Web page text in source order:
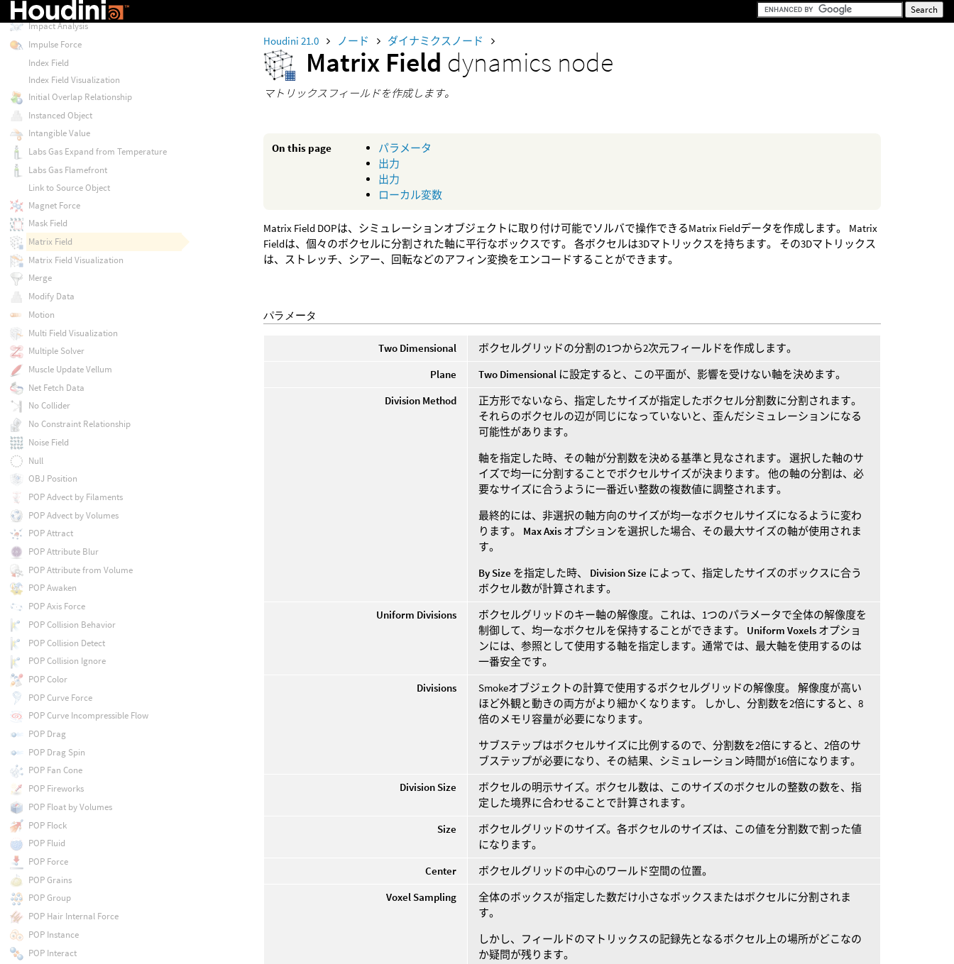
Houdini 21.0 ノード ダイナミクスノード
Matrix Field dynamics node
マトリックスフィールドを作成します。
On this page
パラメータ
出力
出力
ローカル変数
Matrix Field DOPは、シミュレーションオブジェクトに取り付け可能でソルバで操作できるMatrix Fieldデータを作成します。 Matrix
Fieldは、個々のボクセルに分割された軸に平行なボックスです。 各ボクセルは3Dマトリックスを持ちます。 その3Dマトリックス
は、ストレッチ、シアー、回転などのアフィン変換をエンコードすることができます。
パラメータ
Two Dimensional
ボクセルグリッドの分割の1つから2次元フィールドを作成します。
Plane
Two Dimensional に設定すると、この平面が、影響を受けない軸を決めます。
Division Method
正方形でないなら、指定したサイズが指定したボクセル分割数に分割されます。
それらのボクセルの辺が同じになっていないと、歪んだシミュレーションになる
可能性があります。
軸を指定した時、その軸が分割数を決める基準と見なされます。 選択した軸のサ
イズで均一に分割することでボクセルサイズが決まります。 他の軸の分割は、必
要なサイズに合うように一番近い整数の複数値に調整されます。
最終的には、非選択の軸方向のサイズが均一なボクセルサイズになるように変わ
ります。 Max Axis オプションを選択した場合、その最大サイズの軸が使用されま
す。
By Size を指定した時、 Division Size によって、指定したサイズのボックスに合う
ボクセル数が計算されます。
Uniform Divisions
ボクセルグリッドのキー軸の解像度。これは、1つのパラメータで全体の解像度を
制御して、均一なボクセルを保持することができます。 Uniform Voxels オプショ
ンには、参照として使用する軸を指定します。通常では、最大軸を使用するのは
一番安全です。
Divisions
Smokeオブジェクトの計算で使用するボクセルグリッドの解像度。 解像度が高い
ほど外観と動きの両方がより細かくなります。 しかし、分割数を2倍にすると、8
倍のメモリ容量が必要になります。
サブステップはボクセルサイズに比例するので、分割数を2倍にすると、2倍のサ
ブステップが必要になり、その結果、シミュレーション時間が16倍になります。
Division Size
ボクセルの明示サイズ。ボクセル数は、このサイズのボクセルの整数の数を、指
定した境界に合わせることで計算されます。
Size
ボクセルグリッドのサイズ。各ボクセルのサイズは、この値を分割数で割った値
になります。
Center
ボクセルグリッドの中心のワールド空間の位置。
Voxel Sampling
全体のボックスが指定した数だけ小さなボックスまたはボクセルに分割されま
す。
しかし、フィールドのマトリックスの記録先となるボクセル上の場所がどこなの
か疑問が残ります。
Hybrid Configure Object
Impact Analysis
Impulse Force
Index Field
Index Field Visualization
Initial Overlap Relationship
Instanced Object
Intangible Value
Labs Gas Expand from Temperature
Labs Gas Flamefront
Link to Source Object
Magnet Force
Mask Field
Matrix Field
Matrix Field Visualization
Merge
Modify Data
Motion
Multi Field Visualization
Multiple Solver
Muscle Update Vellum
Net Fetch Data
No Collider
No Constraint Relationship
Noise Field
Null
OBJ Position
POP Advect by Filaments
POP Advect by Volumes
POP Attract
POP Attribute Blur
POP Attribute from Volume
POP Awaken
POP Axis Force
POP Collision Behavior
POP Collision Detect
POP Collision Ignore
POP Color
POP Curve Force
POP Curve Incompressible Flow
POP Drag
POP Drag Spin
POP Fan Cone
POP Fireworks
POP Float by Volumes
POP Flock
POP Fluid
POP Force
POP Grains
POP Group
POP Hair Internal Force
POP Instance
POP Interact